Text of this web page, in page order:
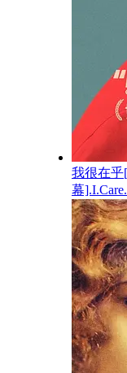
我很在
幕